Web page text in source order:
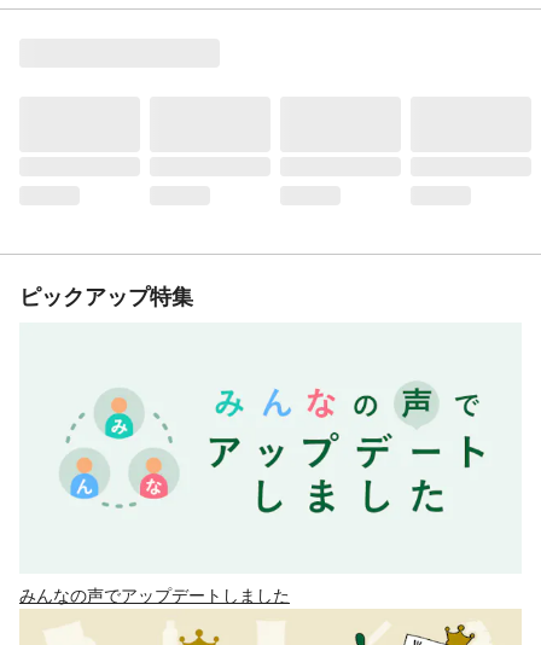
ピックアップ特集
みんなの声でアップデートしました